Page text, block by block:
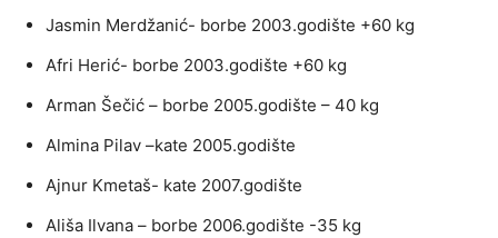
Jasmin Merdžanić- borbe 2003.godište +60 kg
Afri Herić- borbe 2003.godište +60 kg
Arman Šečić – borbe 2005.godište – 40 kg
Almina Pilav –kate 2005.godište
Ajnur Kmetaš- kate 2007.godište
Ališa Ilvana – borbe 2006.godište -35 kg